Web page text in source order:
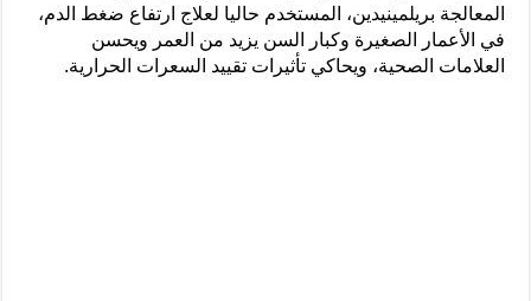
المعالجة بريلمينيدين، المستخدم حاليا لعلاج ارتفاع ضغط الدم،
في الأعمار الصغيرة وكبار السن يزيد من العمر ويحسن
العلامات الصحية، ويحاكي تأثيرات تقييد السعرات الحرارية.